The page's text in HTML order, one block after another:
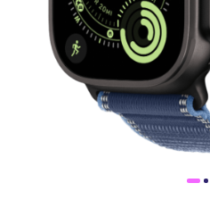
Trade-In